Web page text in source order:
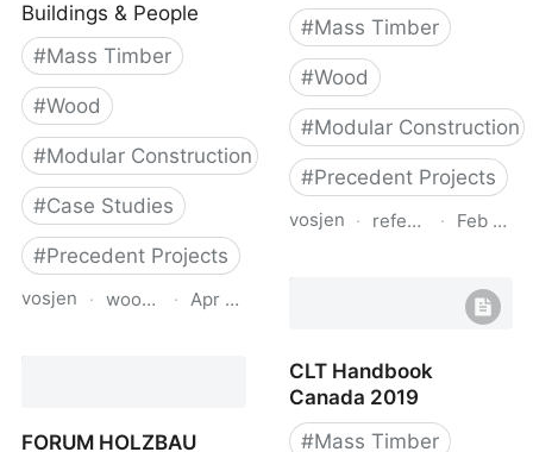
Buildings & People
#Mass Timber
#Wood
#Modular Construction
#Case Studies
#Precedent Projects
vosjen · woodworksinnovationnetwork.org
· Apr 23, 2025
FORUM HOLZBAU
#Mass Timber
#Wood
#Modular Construction
#Precedent Projects
vosjen · · Feb 19,
CLT Handbook
Canada 2019
#Mass Timber